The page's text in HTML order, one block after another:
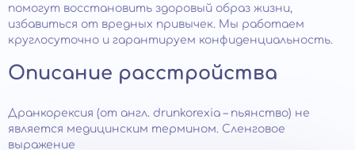
помогут восстановить здоровый образ жизни,
избавиться от вредных привычек. Мы работаем
круглосуточно и гарантируем конфиденциальность.
Описание расстройства
Дранкорексия (от англ. drunkorexia – пьянство) не
является медицинским термином. Сленговое
выражение